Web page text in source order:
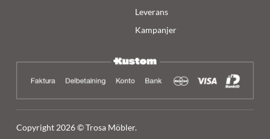
Leverans
Kampanjer
Copyright 2026 © Trosa Möbler.